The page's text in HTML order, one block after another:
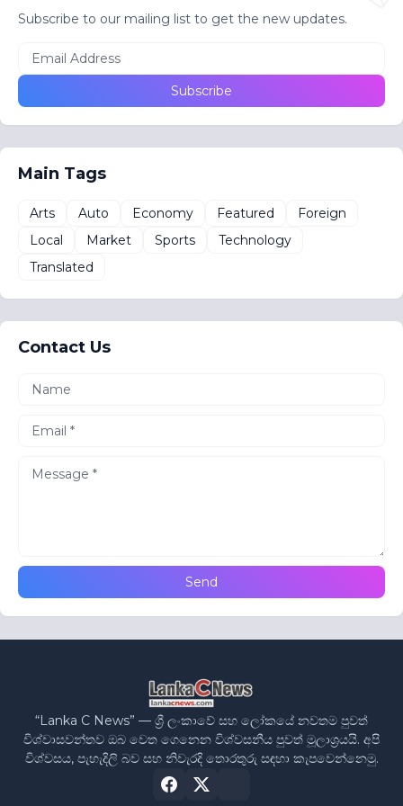
Subscribe to our mailing list to get the new updates.
Main Tags
Arts Auto Economy Featured
Foreign
Local
Market Sports
Technology
Translated
Contact Us
“Lanka C News” — ශ්‍රී ලංකාවේ සහ ලෝකයේ නවතම පුවත්
විශ්වාසවන්තව ඔබ වෙත ගෙනෙන විශ්වසනීය පුවත් මූලාශ්‍රයයි. අපි
විශ්වසය, පැහැදිලි බව සහ නිවැරදි තොරතුරු සඳහා කැපවෙන්නෙමු.